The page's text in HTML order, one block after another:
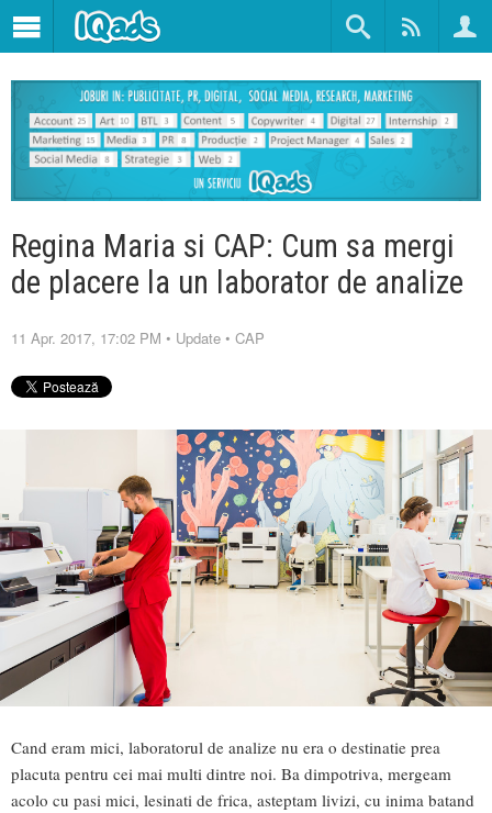
Regina Maria si CAP: Cum sa mergi
de placere la un laborator de analize
11 Apr. 2017, 17:02 PM • Update • CAP
Cand eram mici, laboratorul de analize nu era o destinatie prea
placuta pentru cei mai multi dintre noi. Ba dimpotriva, mergeam
acolo cu pasi mici, lesinati de frica, asteptam livizi, cu inima batand